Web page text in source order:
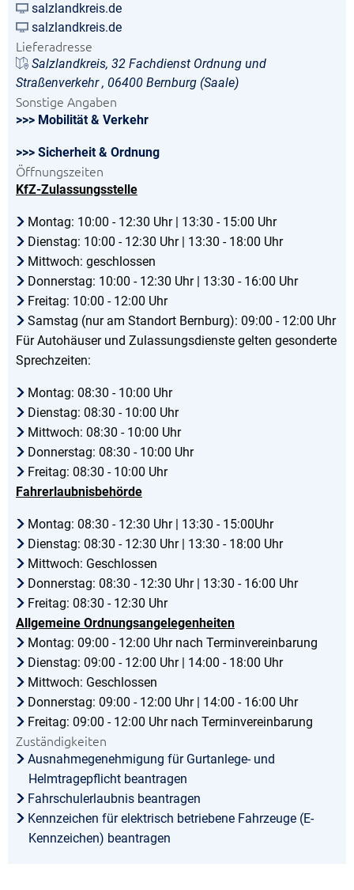
salzlandkreis.de
salzlandkreis.de
Lieferadresse
Salzlandkreis, 32 Fachdienst Ordnung und
Straßenverkehr , 06400 Bernburg (Saale)
Sonstige Angaben
>>> Mobilität & Verkehr
>>> Sicherheit & Ordnung
Öffnungszeiten
KfZ-Zulassungsstelle
Montag: 10:00 - 12:30 Uhr | 13:30 - 15:00 Uhr
Dienstag: 10:00 - 12:30 Uhr | 13:30 - 18:00 Uhr
Mittwoch: geschlossen
Donnerstag: 10:00 - 12:30 Uhr | 13:30 - 16:00 Uhr
Freitag: 10:00 - 12:00 Uhr
Samstag (nur am Standort Bernburg): 09:00 - 12:00 Uhr
Für Autohäuser und Zulassungsdienste gelten gesonderte
Sprechzeiten:
Montag: 08:30 - 10:00 Uhr
Dienstag: 08:30 - 10:00 Uhr
Mittwoch: 08:30 - 10:00 Uhr
Donnerstag: 08:30 - 10:00 Uhr
Freitag: 08:30 - 10:00 Uhr
Fahrerlaubnisbehörde
Montag: 08:30 - 12:30 Uhr | 13:30 - 15:00Uhr
Dienstag: 08:30 - 12:30 Uhr | 13:30 - 18:00 Uhr
Mittwoch: Geschlossen
Donnerstag: 08:30 - 12:30 Uhr | 13:30 - 16:00 Uhr
Freitag: 08:30 - 12:30 Uhr
Allgemeine Ordnungsangelegenheiten
Montag: 09:00 - 12:00 Uhr nach Terminvereinbarung
Dienstag: 09:00 - 12:00 Uhr | 14:00 - 18:00 Uhr
Mittwoch: Geschlossen
Donnerstag: 09:00 - 12:00 Uhr | 14:00 - 16:00 Uhr
Freitag: 09:00 - 12:00 Uhr nach Terminvereinbarung
Zuständigkeiten
Ausnahmegenehmigung für Gurtanlege- und
Helmtragepflicht beantragen
Fahrschulerlaubnis beantragen
Kennzeichen für elektrisch betriebene Fahrzeuge (E-
Kennzeichen) beantragen